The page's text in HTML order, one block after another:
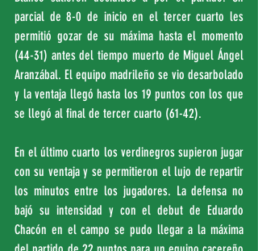
parcial de 8-0 de inicio en el tercer cuarto les
permitió gozar de su máxima hasta el momento
(44-31) antes del tiempo muerto de Miguel Ángel
Aranzábal. El equipo madrileño se vio desarbolado
y la ventaja llegó hasta los 19 puntos con los que
se llegó al final de tercer cuarto (61-42).
En el último cuarto los verdinegros supieron jugar
con su ventaja y se permitieron el lujo de repartir
los minutos entre los jugadores. La defensa no
bajó su intensidad y con el debut de Eduardo
Chacón en el campo se pudo llegar a la máxima